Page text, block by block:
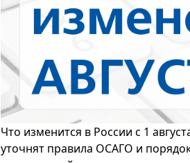
Что изменится в России с 1
уточнят правила ОСАГО и